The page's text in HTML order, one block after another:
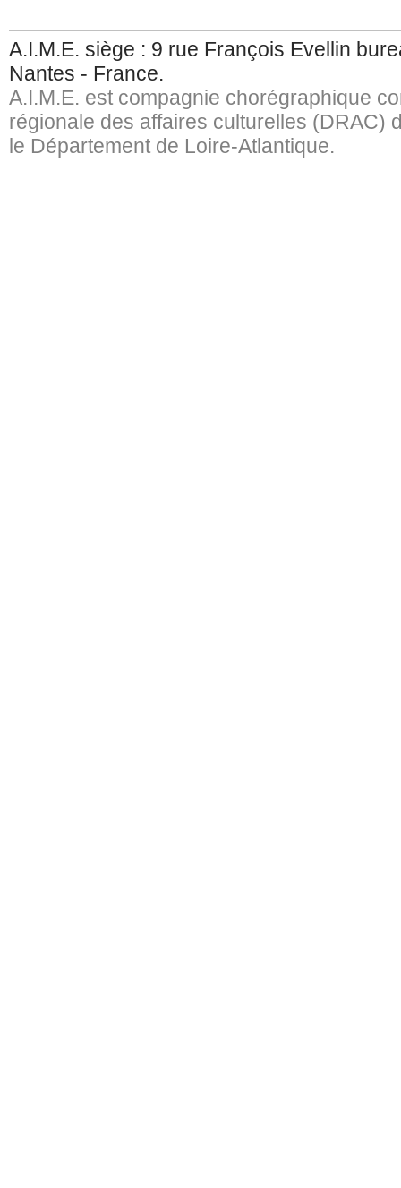
A.I.M.E. siège : 9 rue François Evellin
Nantes - France.
A.I.M.E. est compagnie chorégraphique
régionale des affaires culturelles (DRAC)
le Département de Loire-Atlantique.